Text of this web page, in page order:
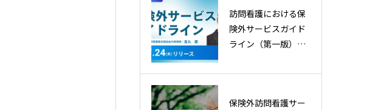
訪問看護における保
険外サービスガイド
ライン（第一版）を
保険外訪問看護サー